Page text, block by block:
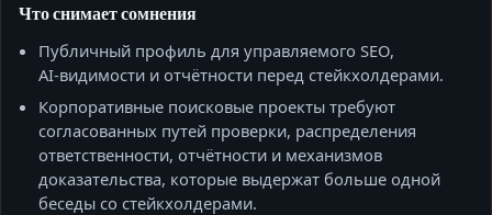
Что снимает сомнения
Публичный профиль для управляемого SEO,
AI‑видимости и отчётности перед стейкхолдерами.
Корпоративные поисковые проекты требуют
согласованных путей проверки, распределения
ответственности, отчётности и механизмов
доказательства, которые выдержат больше одной
беседы со стейкхолдерами.